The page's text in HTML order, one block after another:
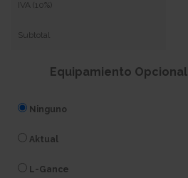
IVA (10%)
Subtotal
Equipamiento Opcional
Ninguno
Aktual
L-Gance